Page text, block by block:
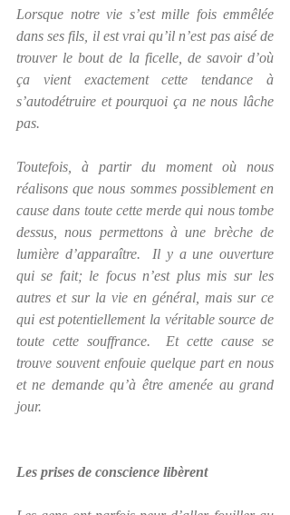
Lorsque notre vie s’est mille fois emmêlée
dans ses fils, il est vrai qu’il n’est pas aisé de
trouver le bout de la ficelle, de savoir d’où
ça vient exactement cette tendance à
s’autodétruire et pourquoi ça ne nous lâche
pas.
Toutefois, à partir du moment où nous
réalisons que nous sommes possiblement en
cause dans toute cette merde qui nous tombe
dessus, nous permettons à une brèche de
lumière d’apparaître.  Il y a une ouverture
qui se fait; le focus n’est plus mis sur les
autres et sur la vie en général, mais sur ce
qui est potentiellement la véritable source de
toute cette souffrance.  Et cette cause se
trouve souvent enfouie quelque part en nous
et ne demande qu’à être amenée au grand
jour.
Les prises de conscience libèrent